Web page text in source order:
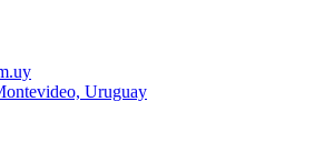
Uruguay